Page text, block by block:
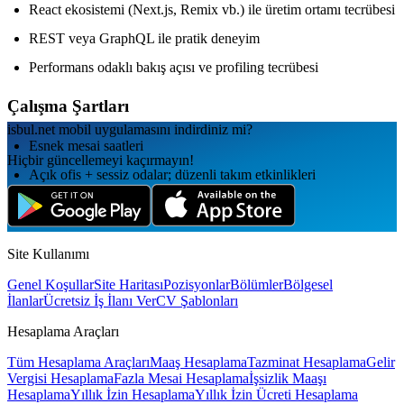
React ekosistemi (Next.js, Remix vb.) ile üretim ortamı tecrübesi
REST veya GraphQL ile pratik deneyim
Performans odaklı bakış açısı ve profiling tecrübesi
Çalışma Şartları
Esnek mesai saatleri
Açık ofis + sessiz odalar; düzenli takım etkinlikleri
Mentorluk ve kariyer yol haritası planlaması
isbul.net mobil uygulamаsını indirdiniz mi?
Hiçbir güncellemeyi kaçırmayın!
Site Kullanımı
Genel KoşullarSite HaritasıPozisyonlarBölümlerBölgesel
İlanlarÜcretsiz İş İlanı VerCV Şablonları
Hesaplama Araçları
Tüm Hesaplama AraçlarıMaaş HesaplamaTazminat HesaplamaGelir
Vergisi HesaplamaFazla Mesai Hesaplamaİşsizlik Maaşı
HesaplamaYıllık İzin HesaplamaYıllık İzin Ücreti Hesaplama